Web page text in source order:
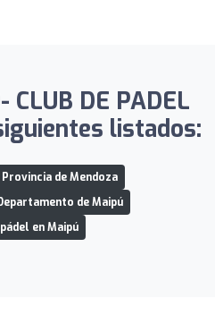
CLUB DE PADEL
listados:
de Mendoza
de Maipú
en Maipú